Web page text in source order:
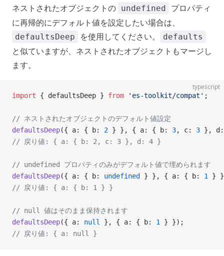
ネストされたオブジェクトの undefined
プロパティ
に再帰的にデフォルト値を設定したい場合は、
defaultsDeep を使用してください。 defaults
と似ていますが、ネストされたオブジェクトもマージし
ます。
typescript
import { defaultsDeep } from 'es-toolkit/compat' ;
// ネストされたオブジェクトのデフォルト値設定
defaultsDeep({ a: { b: 2 } }, { a: { b: 3, c: 3 },
// 戻り値: { a: { b: 2, c: 3 }, d: 4 }
// undefined プロパティのみがデフォルト値で埋められます
defaultsDeep({ a: { b: undefined } }, { a: { b: 1
}
// 戻り値: { a: { b: 1 } }
// null 値はそのまま保持されます
defaultsDeep({ a: null }, { a: { b: 1
} });
// 戻り値: { a: null }